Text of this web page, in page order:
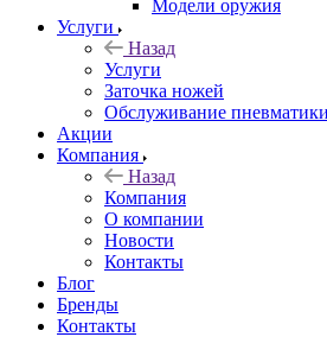
Модели оружия
Услуги
Назад
Услуги
Заточка ножей
Обслуживание
Акции
Компания
Назад
Компания
О компании
Новости
Контакты
Блог
Бренды
Контакты